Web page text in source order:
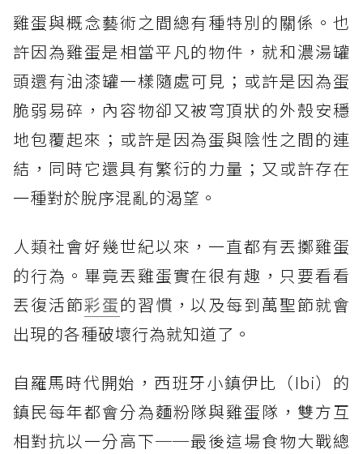
雞蛋與概念藝術之間總有種特別的關係。也
許因為雞蛋是相當平凡的物件，就和濃湯罐
頭還有油漆罐一樣隨處可見；或許是因為蛋
脆弱易碎，內容物卻又被穹頂狀的外殼安穩
地包覆起來；或許是因為蛋與陰性之間的連
結，同時它還具有繁衍的力量；又或許存在
一種對於脫序混亂的渴望。
人類社會好幾世紀以來，一直都有丟擲雞蛋
的行為。畢竟丟雞蛋實在很有趣，只要看看
丟復活節彩蛋的習慣，以及每到萬聖節就會
出現的各種破壞行為就知道了。
自羅馬時代開始，西班牙小鎮伊比（Ibi）的
鎮民每年都會分為麵粉隊與雞蛋隊，雙方互
相對抗以一分高下──最後這場食物大戰總